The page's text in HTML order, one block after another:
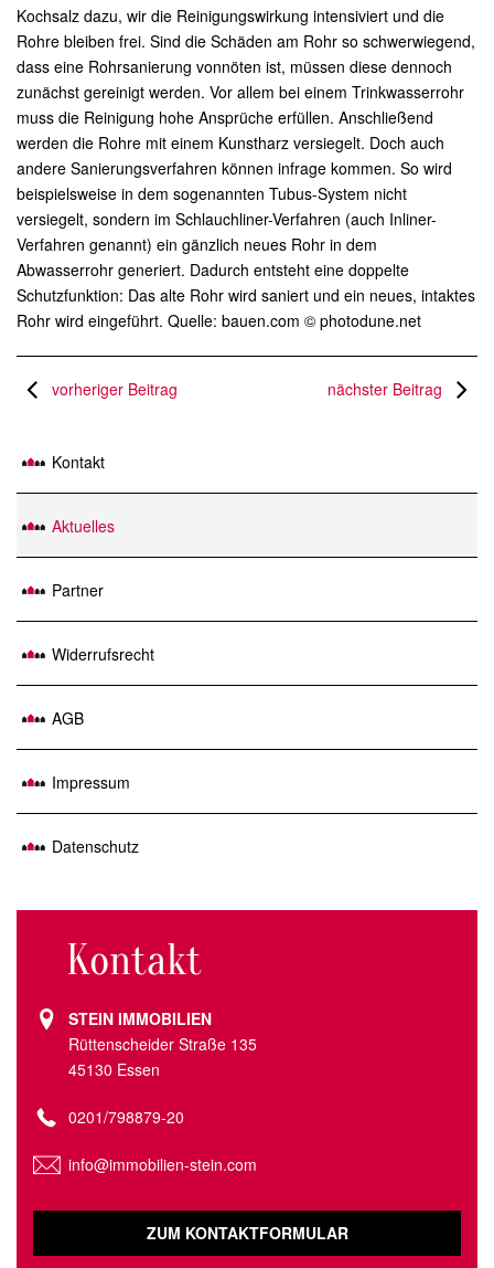
Kochsalz dazu, wir die Reinigungswirkung intensiviert und die
Rohre bleiben frei. Sind die Schäden am Rohr so schwerwiegend,
dass eine Rohrsanierung vonnöten ist, müssen diese dennoch
zunächst gereinigt werden. Vor allem bei einem Trinkwasserrohr
muss die Reinigung hohe Ansprüche erfüllen. Anschließend
werden die Rohre mit einem Kunstharz versiegelt. Doch auch
andere Sanierungsverfahren können infrage kommen. So wird
beispielsweise in dem sogenannten Tubus-System nicht
versiegelt, sondern im Schlauchliner-Verfahren (auch Inliner-
Verfahren genannt) ein gänzlich neues Rohr in dem
Abwasserrohr generiert. Dadurch entsteht eine doppelte
Schutzfunktion: Das alte Rohr wird saniert und ein neues, intaktes
Rohr wird eingeführt. Quelle: bauen.com © photodune.net
vorheriger Beitrag nächster Beitrag
Kontakt
Aktuelles
Partner
Widerrufsrecht
AGB
Impressum
Datenschutz
Kontakt
STEIN IMMOBILIEN
Rüttenscheider Straße 135
45130 Essen
0201/798879-20
info@immobilien-stein.com
ZUM KONTAKTFORMULAR